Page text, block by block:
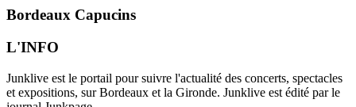
Bordeaux Capucins
L'INFO
Junklive est le portail pour suivre l'actualité des concerts, spectacles
et expositions, sur Bordeaux et la Gironde. Junklive est édité par le